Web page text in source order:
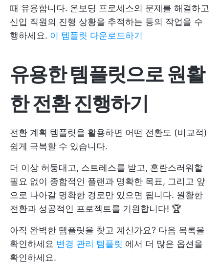
때 유용합니다. 온보딩 프로세스의 문제를 해결하고
신입 직원의 진행 상황을 추적하는 등의 작업을 수
행하세요. 이 템플릿 다운로드하기
유용한 템플릿으로 원활
한 전환 진행하기
전환 계획 템플릿을 활용하면 어떤 전환도 (비교적)
쉽게 극복할 수 있습니다.
더 이상 허둥대고, 스트레스를 받고, 혼란스러워할
필요 없이 종합적인 플랜과 명확한 목표, 그리고 앞
으로 나아갈 명확한 경로만 있으면 됩니다. 원활한
전환과 성공적인 프로젝트를 기원합니다! 🏆
아직 완벽한 템플릿을 찾고 계신가요? 다음 목록을
확인하세요 변경 관리 템플릿 에서 더 많은 옵션을
확인하세요.